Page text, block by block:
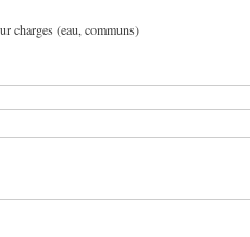
charges (eau, communs)